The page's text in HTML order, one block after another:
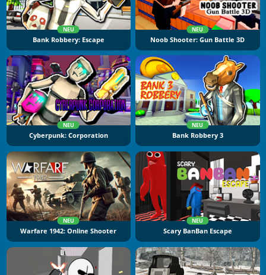
NEU
Bank Robbery: Escape
NEU
Noob Shooter: Gun Battle 3D
NEU
Cyberpunk: Corporation
NEU
Bank Robbery 3
NEU
Warfare 1942: Online Shooter
NEU
Scary BanBan Escape